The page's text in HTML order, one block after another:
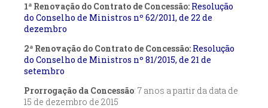
1ª Renovação do Contrato de Concessão: Resolução
do Conselho de Ministros nº 62/2011, de 22 de
dezembro
2ª Renovação do Contrato de Concessão: Resolução
do Conselho de Ministros nº 81/2015, de 21 de
setembro
Prorrogação da Concessão: 7 anos a partir da data de
15 de dezembro de 2015